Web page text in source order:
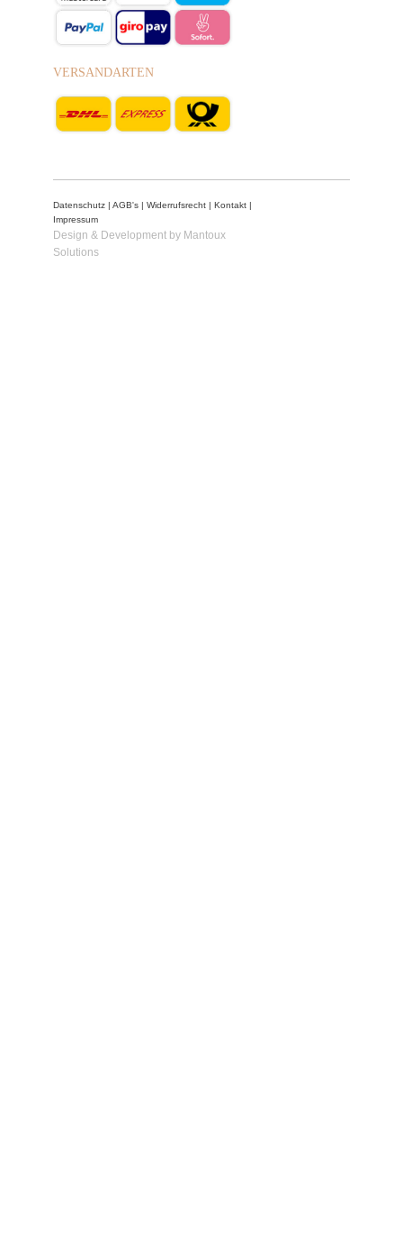
VERSANDARTEN
Datenschutz AGB's Widerrufsrecht Kontakt
Impressum
Design & Development by Mantoux
Solutions